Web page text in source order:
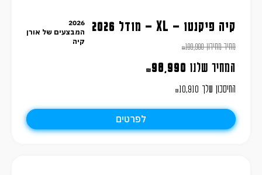
קיה פיקנטו – XL – מודל 2026
מחיר מחירון ₪109,900
המחיר שלנו ₪98,990
החיסכון שלך ₪10,910
2026
המבצעים של אורן
קיה
לפרטים